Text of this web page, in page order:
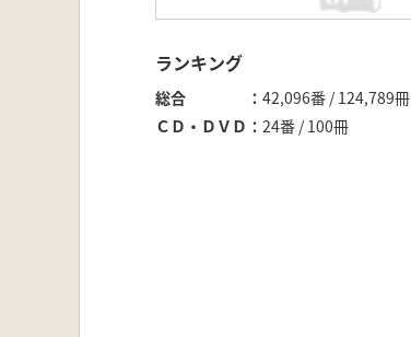
ランキング
総合
42,096番 / 124,789冊
ＣＤ・ＤＶＤ
24番 / 100冊